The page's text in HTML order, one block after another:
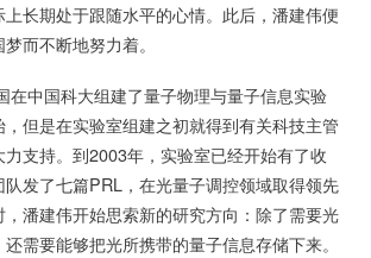
长期处于跟随水平的心情。此后，潘建伟便
而不断地努力着。
在中国科大组建了量子物理与量子信息实验
但是在实验室组建之初就得到有关科技主管
支持。到2003年，实验室已经开始有了收
发了七篇PRL，在光量子调控领域取得领先
潘建伟开始思索新的研究方向：除了需要光
需要能够把光所携带的量子信息存储下来。